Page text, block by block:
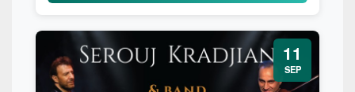
11
SEP